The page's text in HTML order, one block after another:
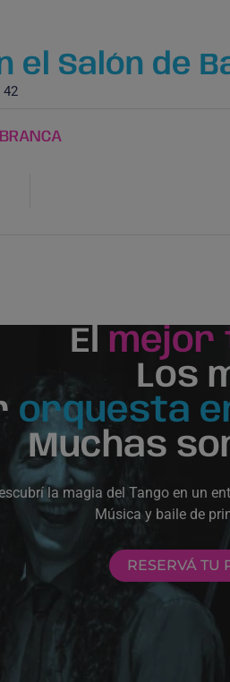
Salón de
42
El mejor
Los
orquesta
Muchas
la magia del Tango en un
Música y baile de
RESERVÁ TU